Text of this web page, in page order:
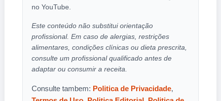
no YouTube.
Este conteúdo não substitui orientação
profissional. Em caso de alergias, restrições
alimentares, condições clínicas ou dieta prescrita,
consulte um profissional qualificado antes de
adaptar ou consumir a receita.
Consulte tambem: Politica de Privacidade,